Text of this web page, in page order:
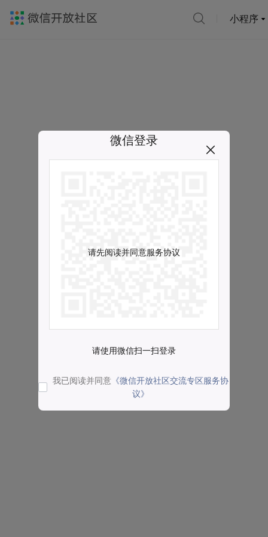
小程序
微信登录
请先阅读并同意服务协议
请使用微信扫一扫登录
我已阅读并同意 《微信开放社区交流专区服务协
议》